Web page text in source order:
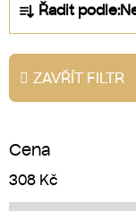
a
z
e
n
r
o
d
Řadit podle:
ZAVŘÍT FILTR
Cena
308 Kč